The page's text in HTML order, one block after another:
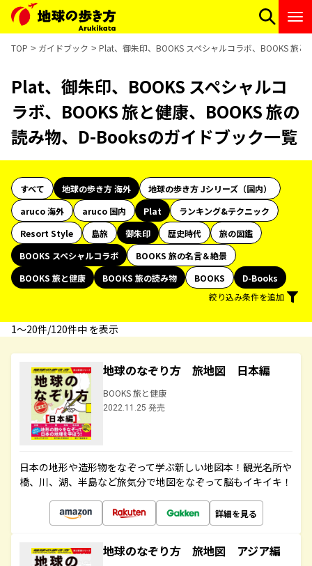
TOP ガイドブック Plat、御朱印、BOOKS スペシャルコラボ、BOOKS 旅
Plat、御朱印、BOOKS スペシャルコ
ラボ、BOOKS 旅と健康、BOOKS 旅の
読み物、D-Booksのガイドブック一覧
すべて 地球の歩き方 海外
地球の歩き方 Jシリーズ（国内）
aruco 海外
aruco 国内 Plat
ランキング&テクニック
Resort Style
島旅 御朱印 歴史時代
旅の図鑑
BOOKS スペシャルコラボ
BOOKS 旅の名言＆絶景
BOOKS 旅と健康
BOOKS 旅の読み物 BOOKS
D-Books
絞り込み条件を追加
1〜20件/120件中 を表示
地球のなぞり方 旅地図 日本編
BOOKS 旅と健康
2022.11.25 発売
日本の地形や造形物をなぞって学ぶ新しい地図本！観光名所や
橋、川、湖、半島など旅気分で地図をなぞって脳もイキイキ！
詳細を見る
地球のなぞり方 旅地図 アジア編